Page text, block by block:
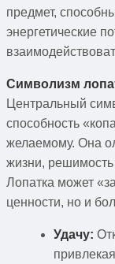
предмет,
энергетические
Символизм
Центральный
способность
желаемому. Она
жизни,
Лопатка может
ценности, но и
Удачу: